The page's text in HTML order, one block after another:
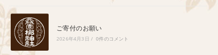
ご寄付のお願い
2026年4月3日 / 0件のコメント